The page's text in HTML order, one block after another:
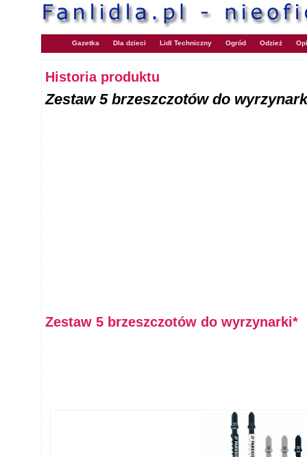
Gazetka Dla dzieci Lidl Techniczny Ogród Odzież
Historia produktu
Zestaw 5 brzeszczotów do
Zestaw 5 brzeszczotów do wyrzynarki*